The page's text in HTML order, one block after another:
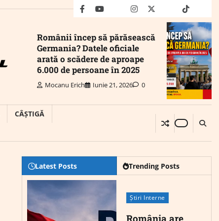
facebookyoutubeMailinstagram
twitter truthtiktok
Românii încep să părăsească
Germania? Datele oficiale
arată o scădere de aproape
6.000 de persoane în 2025
Mocanu Erich Iunie 21, 2026 0
CÂȘTIGĂ
Latest Posts Trending Posts
Știri Interne
România are